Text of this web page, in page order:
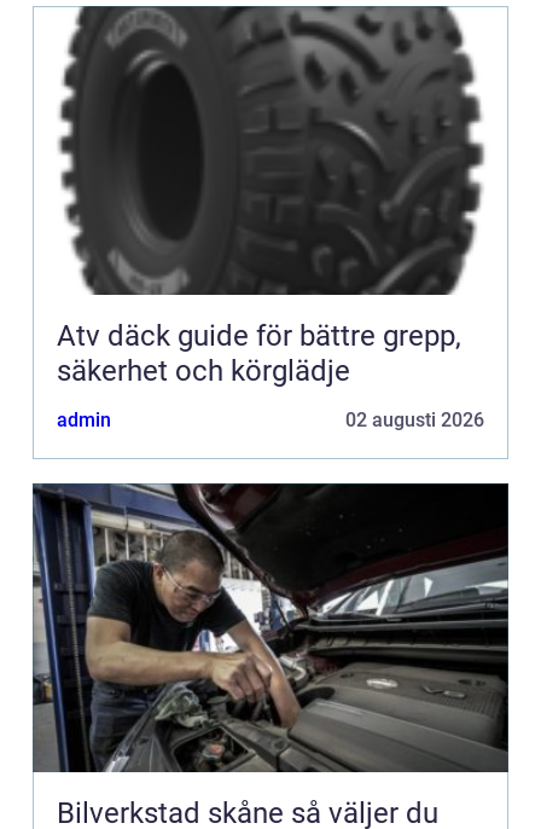
Atv däck guide för bättre grepp,
säkerhet och körglädje
admin 02 augusti 2026
Bilverkstad skåne så väljer du